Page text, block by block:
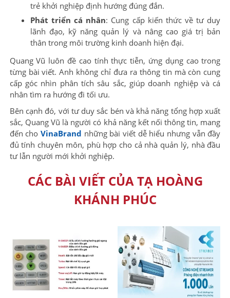
trẻ khởi nghiệp định hướng đúng đắn.
Phát triển cá nhân: Cung cấp kiến thức về tư duy
lãnh đạo, kỹ năng quản lý và nâng cao giá trị bản
thân trong môi trường kinh doanh hiện đại.
Quang Vũ luôn đề cao tính thực tiễn, ứng dụng cao trong
từng bài viết. Anh không chỉ đưa ra thông tin mà còn cung
cấp góc nhìn phân tích sâu sắc, giúp doanh nghiệp và cá
nhân tìm ra hướng đi tối ưu.
Bên cạnh đó, với tư duy sắc bén và khả năng tổng hợp xuất
sắc, Quang Vũ là người có khả năng kết nối thông tin, mang
đến choVinaBrand những bài viết dễ hiểu nhưng vẫn đầy
đủ tính chuyên môn, phù hợp cho cả nhà quản lý, nhà đầu
tư lẫn người mới khởi nghiệp.
CÁC BÀI VIẾT CỦA TẠ HOÀNG
KHÁNH PHÚC